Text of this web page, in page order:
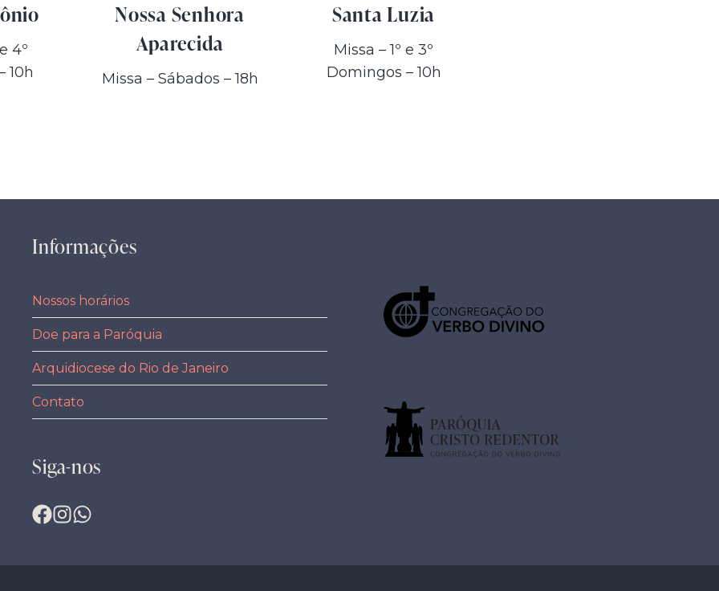
4º
10h
Nossa Senhora
Aparecida
Missa – Sábados – 18h
Santa Luzia
Missa – 1º e 3º
Domingos – 10h
Informações
Nossos horários
Doe para a Paróquia
Arquidiocese do Rio de Janeiro
Contato
Siga-nos